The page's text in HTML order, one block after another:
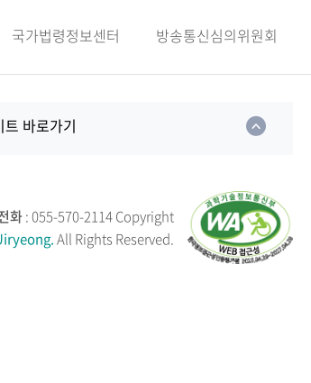
국가법령정보센터 방송통신심의위원회
바로가기
화: 055-570-2114Copyright
All Rights Reserved.